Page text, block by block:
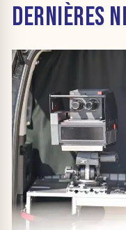
DERNIÈRES